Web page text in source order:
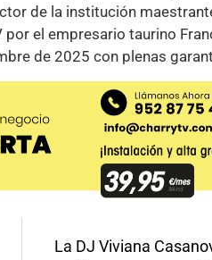
de la institución
el empresario taurino
de 2025 con plenas
La DJ Viviana